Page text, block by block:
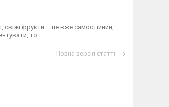
свіжі фрукти – це вже самостійний,
то...
Повна версія статті